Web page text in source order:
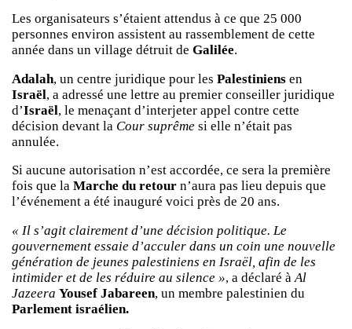
Les organisateurs s’étaient attendus à ce que 25 000
personnes environ assistent au rassemblement de cette
année dans un village détruit de Galilée.
Adalah, un centre juridique pour les Palestiniens en
Israël, a adressé une lettre au premier conseiller juridique
d’Israël, le menaçant d’interjeter appel contre cette
décision devant la Cour suprême si elle n’était pas
annulée.
Si aucune autorisation n’est accordée, ce sera la première
fois que la Marche du retour n’aura pas lieu depuis que
l’événement a été inauguré voici près de 20 ans.
« Il s’agit clairement d’une décision politique. Le
gouvernement essaie d’acculer dans un coin une nouvelle
génération de jeunes palestiniens en Israël, afin de les
intimider et de les réduire au silence », a déclaré àAl
Jazeera Yousef Jabareen, un membre palestinien du
Parlement israélien.